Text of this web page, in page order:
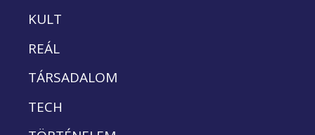
KULT
REÁL
TÁRSADALOM
TECH